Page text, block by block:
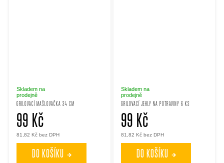
GRILOVACÍ MAŠLOVAČKA 34 CM
Skladem na
prodejně
81,82 Kč bez DPH
99 Kč
DO KOŠÍKU
GRILOVACÍ JEHLY NA POTRAVINY 6 KS
Skladem na
prodejně
81,82 Kč bez DPH
99 Kč
DO KOŠÍKU